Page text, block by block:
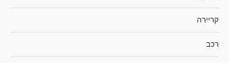
קריירה
רכב